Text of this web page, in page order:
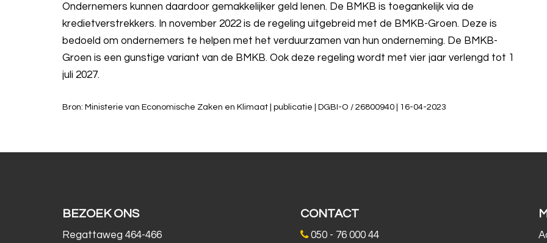
Ondernemers kunnen daardoor gemakkelijker geld lenen. De BMKB is toegankelijk via de
kredietverstrekkers. In november 2022 is de regeling uitgebreid met de BMKB-Groen. Deze is
bedoeld om ondernemers te helpen met het verduurzamen van hun onderneming. De BMKB-
Groen is een gunstige variant van de BMKB. Ook deze regeling wordt met vier jaar verlengd tot 1
juli 2027.
Bron: Ministerie van Economische Zaken en Klimaat | publicatie | DGBI-O / 26800940 | 16-04-2023
BEZOEK ONS
Regattaweg 464-466
CONTACT
050 - 76 000 44